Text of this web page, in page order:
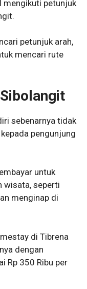
mengikuti petunjuk
petunjuk arah,
mencari rute
sebenarnya tidak
pengunjung
untuk
wisata, seperti
menginap di
di Tibrena
dengan
Rp 350 Ribu per